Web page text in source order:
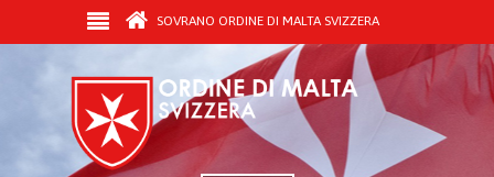
SOVRANO ORDINE DI MALTA SVIZZERA